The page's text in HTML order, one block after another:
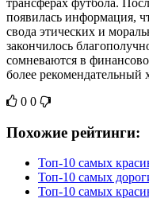
трансферах футбола.
появилась информация,
свода этических и
закончилось
сомневаются в
более рекомендательный
0 0
Похожие рейтинги:
Топ-10 самых
Топ-10 самых
Топ-10 самых